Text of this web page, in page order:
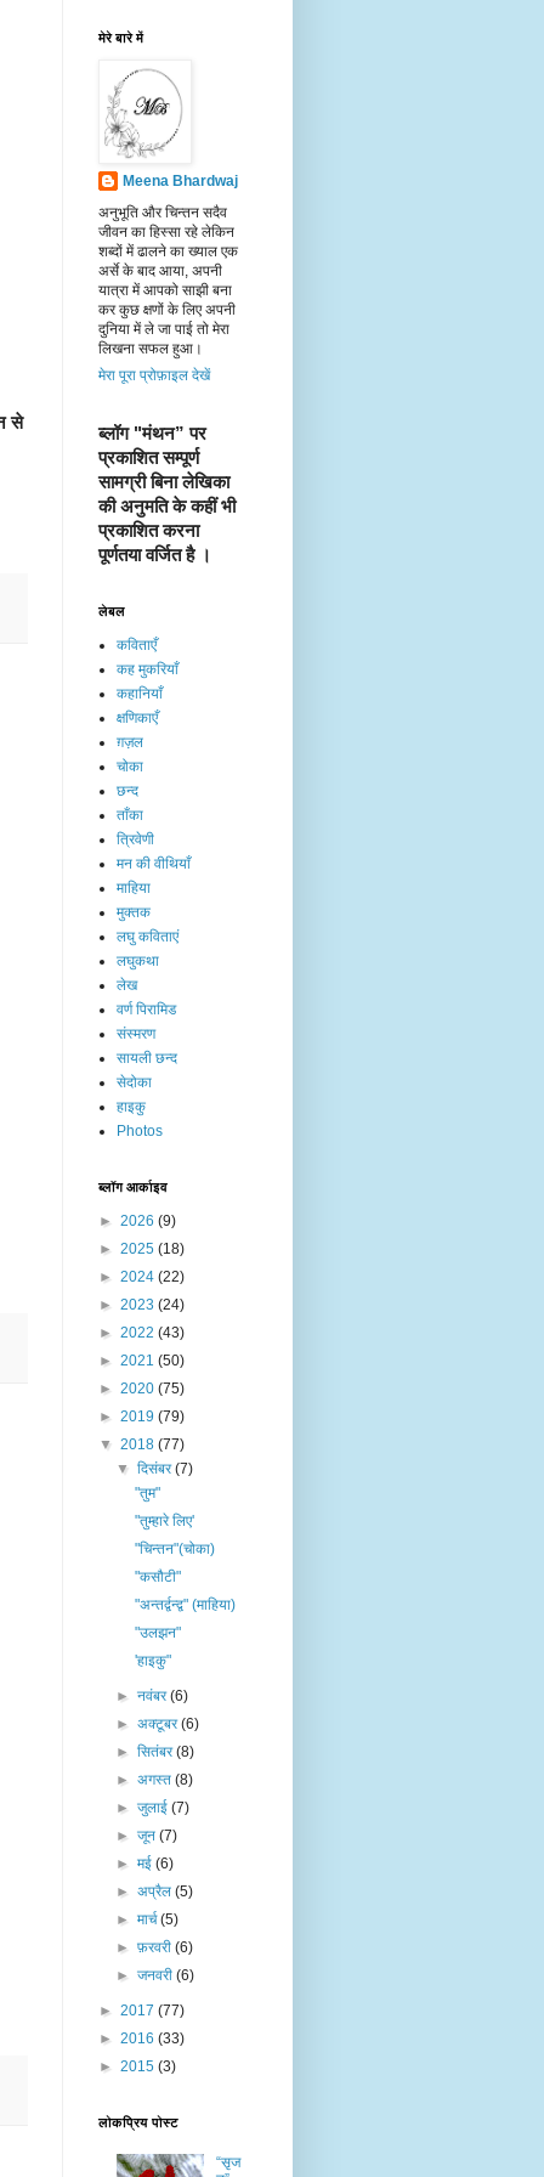
से
मेरे बारे में
Meena Bhardwaj
अनुभूति और चिन्तन सदैव
जीवन का हिस्सा रहे लेकिन
शब्दों में ढालने का ख्याल एक
अर्से के बाद आया, अपनी
यात्रा में आपको साझी बना
कर कुछ क्षणों के लिए अपनी
दुनिया में ले जा पाई तो मेरा
लिखना सफल हुआ।
मेरा पूरा प्रोफ़ाइल देखें
ब्लॉग "मंथन” पर
प्रकाशित सम्पूर्ण
सामग्री बिना लेखिका
की अनुमति के कहीं भी
प्रकाशित करना
पूर्णतया वर्जित है ।
लेबल
कविताएँ
कह मुकरियाँ
कहानियाँ
क्षणिकाएँ
ग़ज़ल
चोका
छन्द
ताँका
त्रिवेणी
मन की वीथियाँ
माहिया
मुक्तक
लघु कविताएं
लघुकथा
लेख​
वर्ण पिरामिड
संस्मरण
सायली छन्द
सेदोका
हाइकु
Photos
ब्लॉग आर्काइव
► 2026 (9)
► 2025 (18)
► 2024 (22)
► 2023 (24)
► 2022 (43)
► 2021 (50)
► 2020 (75)
► 2019 (79)
▼ 2018 (77)
▼दिसंबर(7)
"तुम"
"तुम्हारे लिए'
"चिन्तन"(चोका)
"कसौटी"
"अन्तर्द्वन्द्व" (माहिया)
"उलझन"
'हाइकु"
►नवंबर(6)
►अक्टूबर(6)
►सितंबर(8)
►अगस्त(8)
►जुलाई(7)
►जून(7)
►मई(6)
►अप्रैल(5)
►मार्च(5)
►फ़रवरी(6)
►जनवरी(6)
► 2017 (77)
► 2016 (33)
► 2015 (3)
लोकप्रिय पोस्ट
“सृज